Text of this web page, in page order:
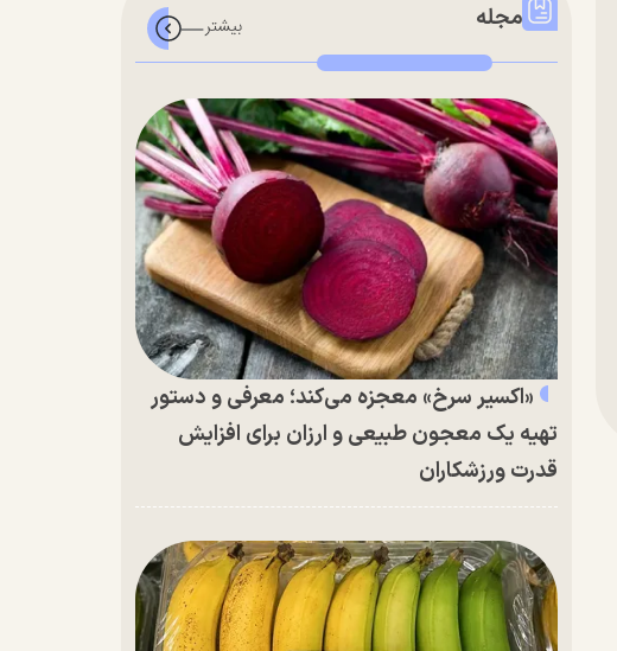
مجله
«اکسیر سرخ» معجزه می‌کند؛ معرفی و دستور
تهیه یک معجون طبیعی و ارزان برای افزایش
قدرت ورزشکاران